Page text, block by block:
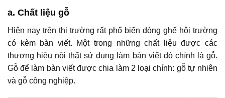
a. Chất liệu gỗ
Hiện nay trên thị trường rất phổ biến dòng ghế hội trường
có kèm bàn viết. Một trong những chất liệu được các
thương hiệu nội thất sử dụng làm bàn viết đó chính là gỗ.
Gỗ để làm bàn viết được chia làm 2 loại chính: gỗ tự nhiên
và gỗ công nghiệp.